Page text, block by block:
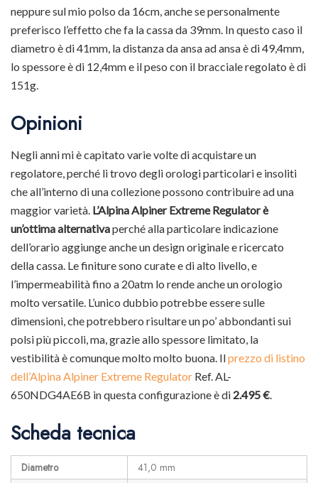
neppure sul mio polso da 16cm, anche se personalmente
preferisco l’effetto che fa la cassa da 39mm. In questo caso il
diametro è di 41mm, la distanza da ansa ad ansa è di 49,4mm,
lo spessore è di 12,4mm e il peso con il bracciale regolato è di
151g.
Opinioni
Negli anni mi è capitato varie volte di acquistare un
regolatore, perché li trovo degli orologi particolari e insoliti
che all’interno di una collezione possono contribuire ad una
maggior varietà. L’Alpina Alpiner Extreme Regulator è
un’ottima alternativaperché alla particolare indicazione
dell’orario aggiunge anche un design originale e ricercato
della cassa. Le finiture sono curate e di alto livello, e
l’impermeabilità fino a 20atm lo rende anche un orologio
molto versatile. L’unico dubbio potrebbe essere sulle
dimensioni, che potrebbero risultare un po’ abbondanti sui
polsi più piccoli, ma, grazie allo spessore limitato, la
vestibilità è comunque molto molto buona. Ilprezzo di listino
dell’Alpina Alpiner Extreme Regulator Ref. AL-
650NDG4AE6B in questa configurazione è di 2.495 €.
Scheda tecnica
Diametro
41,0 mm